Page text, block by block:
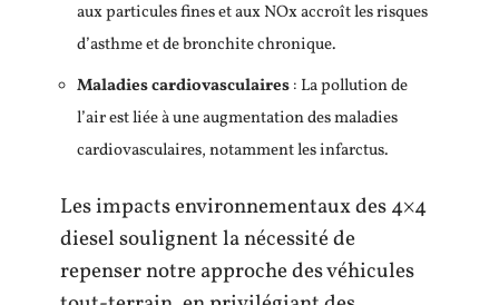
aux particules fines et aux NOx accroît les risques
d’asthme et de bronchite chronique.
Maladies cardiovasculaires: La pollution de
l’air est liée à une augmentation des maladies
cardiovasculaires, notamment les infarctus.
Les impacts environnementaux des 4×4
diesel soulignent la nécessité de
repenser notre approche des véhicules